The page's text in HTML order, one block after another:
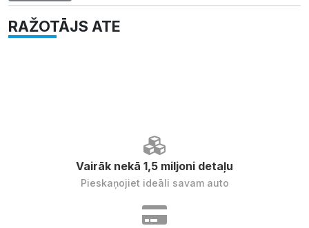
RAŽOTĀJS ATE
Vairāk nekā 1,5 miljoni detaļu
Pieskaņojiet ideāli savam auto